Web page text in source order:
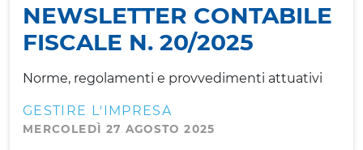
NEWSLETTER CONTABILE
FISCALE N. 20/2025
Norme, regolamenti e provvedimenti attuativi
GESTIRE L'IMPRESA
MERCOLEDÌ 27 AGOSTO 2025